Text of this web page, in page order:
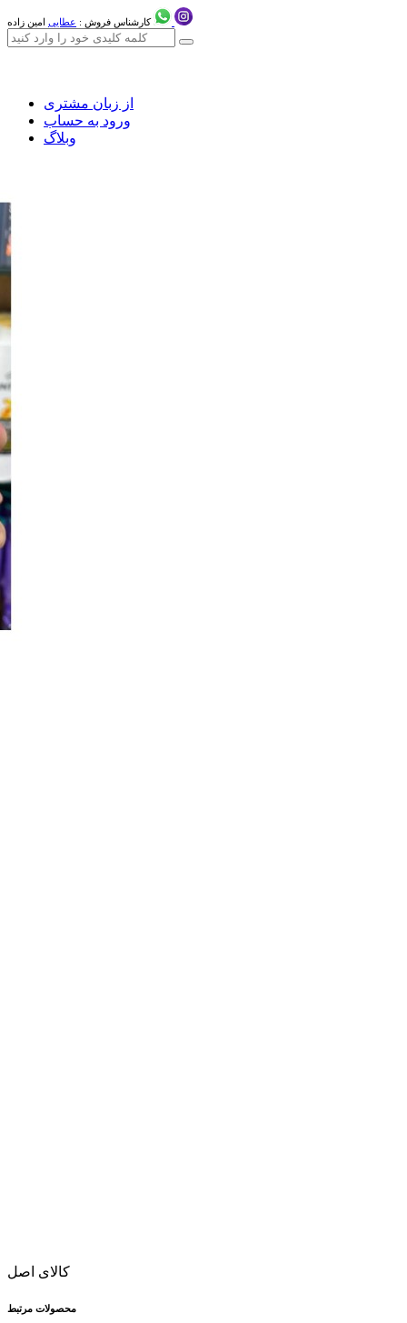
کارشناس فروش : عطایی امین زاده
از زبان مشتری
ورود به حساب
وبلاگ
کالای اصل
محصولات مرتبط